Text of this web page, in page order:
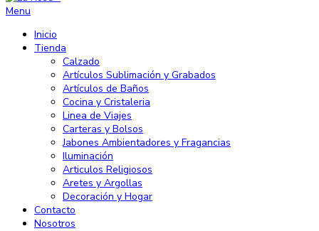
Menu
Inicio
Tienda
Calzado
Artículos Sublimación y Grabados
Artículos de Baños
Cocina y Cristaleria
Linea de Viajes
Carteras y Bolsos
Jabones Ambientadores y Fragancias
Iluminación
Articulos Religiosos
Aretes y Argollas
Decoración y Hogar
Contacto
Nosotros